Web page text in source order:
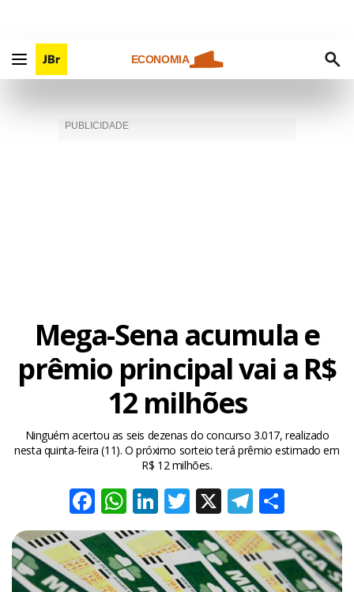
ECONOMIA
Mega-Sena acumula e
prêmio principal vai a R$
12 milhões
Ninguém acertou as seis dezenas do concurso 3.017, realizado
nesta quinta-feira (11). O próximo sorteio terá prêmio estimado em
R$ 12 milhões.
Facebook
WhatsApp
LinkedIn
Twitter
X